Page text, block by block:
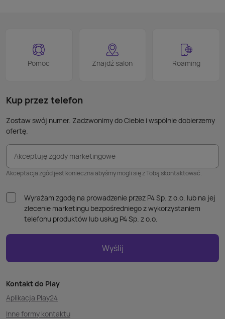
Pomoc Znajdź salon Roaming
Kup przez telefon
Zostaw swój numer. Zadzwonimy do Ciebie i wspólnie dobierzemy
ofertę.
Akceptuję zgody marketingowe
Akceptacja zgód jest konieczna abyśmy mogli się z Tobą skontaktować.
Wyrażam zgodę na prowadzenie przez P4 Sp. z o.o. lub na jej
zlecenie marketingu bezpośredniego z wykorzystaniem
telefonu produktów lub usług P4 Sp. z o.o.
Wyślij
Kontakt do Play
Aplikacja Play24
Inne formy kontaktu